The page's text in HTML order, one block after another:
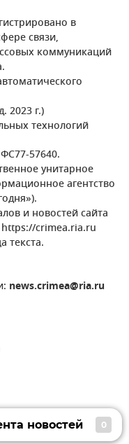
в
связи,
коммуникаций
2023 г.)
технологий
57640.
унитарное
агентство
и новостей сайта
crimea.ria.ru
текста.
news.crimea@ria.ru
новостей 0